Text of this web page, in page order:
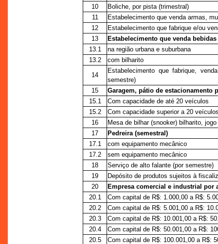
10
Boliche, por pista (trimestral)
11
Estabelecimento que venda armas,
12
Estabelecimento que fabrique e/ou
13
Estabelecimento que venda
13.1
na região urbana e suburbana
13.2
com bilharito
14
Estabelecimento que fabrique,
semestre)
15
Garagem, pátio de estacionamento
15.1
Com capacidade de até 20 veículos
15.2
Com capacidade superior a 20
16
Mesa de bilhar (snooker) bilharito,
17
Pedreira (semestral)
17.1
com equipamento mecânico
17.2
sem equipamento mecânico
18
Serviço de alto falante (por semestre)
19
Depósito de produtos sujeitos à
20
Empresa comercial e industrial por
20.1
Com capital de R$: 1.000,00 a R$:
20.2
Com capital de R$: 5.001,00 a R$:
20.3
Com capital de R$: 10.001,00 a R$:
20.4
Com capital de R$: 50.001,00 a R$:
20.5
Com capital de R$: 100.001,00 a R$: